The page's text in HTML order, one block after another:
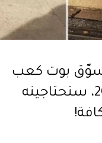
بوت كعب
لشتاء 2022، ستحتاجينه